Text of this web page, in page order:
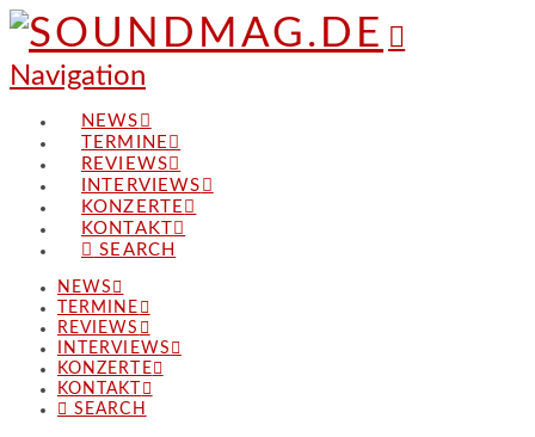
Navigation
NEWS
TERMINE
REVIEWS
INTERVIEWS
KONZERTE
KONTAKT
SEARCH
NEWS
TERMINE
REVIEWS
INTERVIEWS
KONZERTE
KONTAKT
SEARCH